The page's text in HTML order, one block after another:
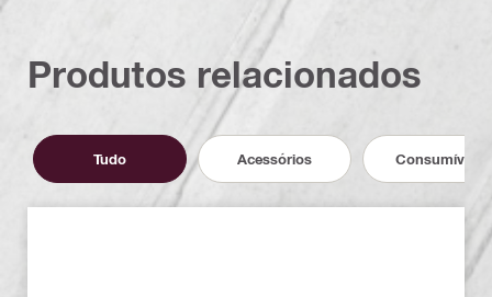
Produtos relacionados
Tudo Acessórios Consumíveis